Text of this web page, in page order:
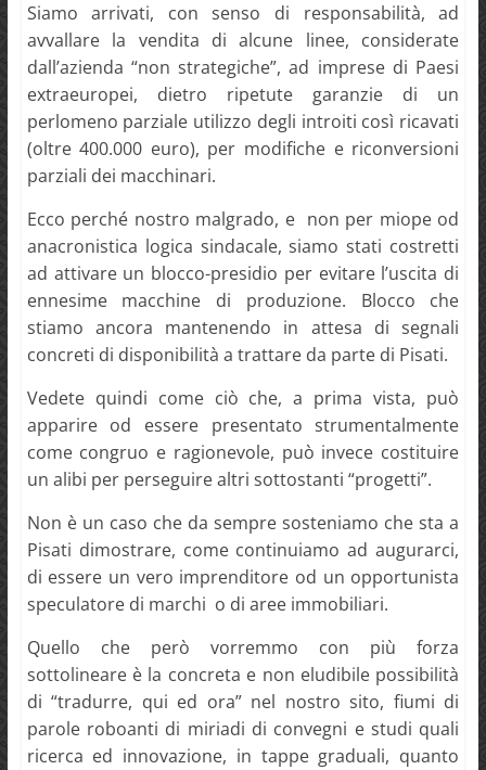
Siamo arrivati, con senso di responsabilità, ad
avvallare la vendita di alcune linee, considerate
dall’azienda “non strategiche”, ad imprese di Paesi
extraeuropei, dietro ripetute garanzie di un
perlomeno parziale utilizzo degli introiti così ricavati
(oltre 400.000 euro), per modifiche e riconversioni
parziali dei macchinari.
Ecco perché nostro malgrado, e non per miope od
anacronistica logica sindacale, siamo stati costretti
ad attivare un blocco-presidio per evitare l’uscita di
ennesime macchine di produzione. Blocco che
stiamo ancora mantenendo in attesa di segnali
concreti di disponibilità a trattare da parte di Pisati.
Vedete quindi come ciò che, a prima vista, può
apparire od essere presentato strumentalmente
come congruo e ragionevole, può invece costituire
un alibi per perseguire altri sottostanti “progetti”.
Non è un caso che da sempre sosteniamo che sta a
Pisati dimostrare, come continuiamo ad augurarci,
di essere un vero imprenditore od un opportunista
speculatore di marchi o di aree immobiliari.
Quello che però vorremmo con più forza
sottolineare è la concreta e non eludibile possibilità
di “tradurre, qui ed ora” nel nostro sito, fiumi di
parole roboanti di miriadi di convegni e studi quali
ricerca ed innovazione, in tappe graduali, quanto